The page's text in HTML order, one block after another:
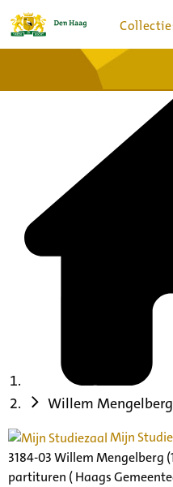
Bronnen en collecties
Willem Mengelberg
Mijn
3184-03 Willem Mengelberg
partituren ( Haags